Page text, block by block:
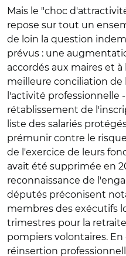
Mais le "choc
repose sur tout un
de loin la question
prévus : une
accordés aux maires et
meilleure conciliation de
l'activité professionnelle
rétablissement de
liste des salariés
prémunir contre le
de l'exercice de leurs
avait été supprimée en
reconnaissance de
députés préconisent
membres des exécutifs
trimestres pour la
pompiers volontaires.
réinsertion